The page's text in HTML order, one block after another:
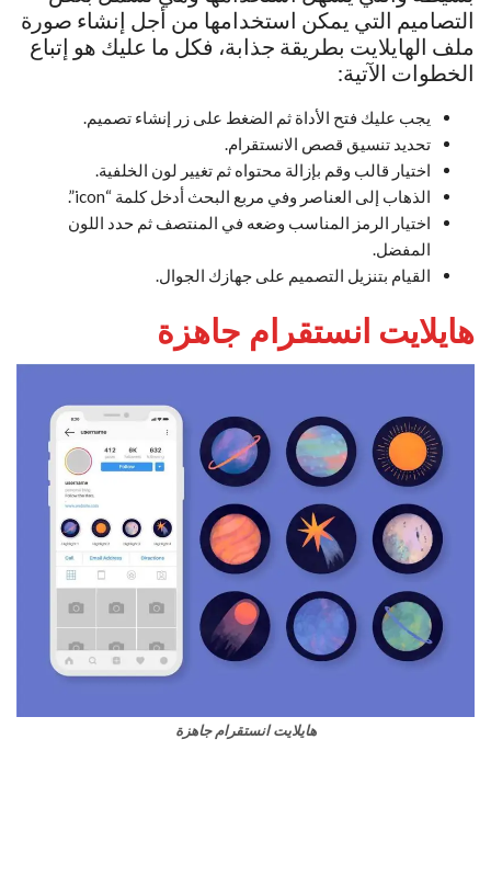
التصاميم التي يمكن استخدامها من أجل إنشاء صورة
ملف الهايلايت بطريقة جذابة، فكل ما عليك هو إتباع
الخطوات الآتية:
يجب عليك فتح الأداة ثم الضغط على زر إنشاء تصميم.
تحديد تنسيق قصص الانستقرام.
اختيار قالب وقم بإزالة محتواه ثم تغيير لون الخلفية.
الذهاب إلى العناصر وفي مربع البحث أدخل كلمة “icon”.
اختيار الرمز المناسب وضعه في المنتصف ثم حدد اللون
المفضل.
القيام بتنزيل التصميم على جهازك الجوال.
هايلايت انستقرام جاهزة
هايلايت انستقرام جاهزة